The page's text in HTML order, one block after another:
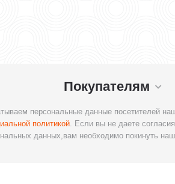
Покупателям
персональные данные посетителей
политикой. Если вы не даете
данных,вам необходимо покинуть